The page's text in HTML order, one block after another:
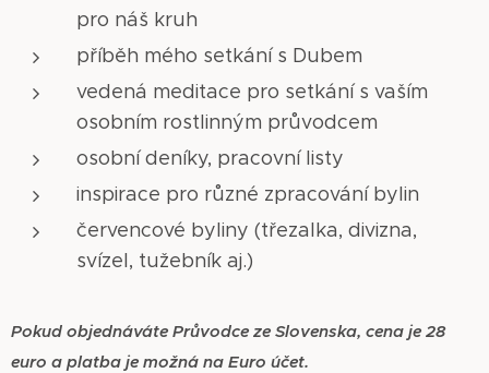
pro náš kruh
příběh mého setkání s Dubem
vedená meditace pro setkání s vaším
osobním rostlinným průvodcem
osobní deníky, pracovní listy
inspirace pro různé zpracování bylin
červencové byliny (třezalka, divizna,
svízel, tužebník aj.)
Pokud objednáváte Průvodce ze Slovenska, cena je 28
euro a platba je možná na Euro účet.